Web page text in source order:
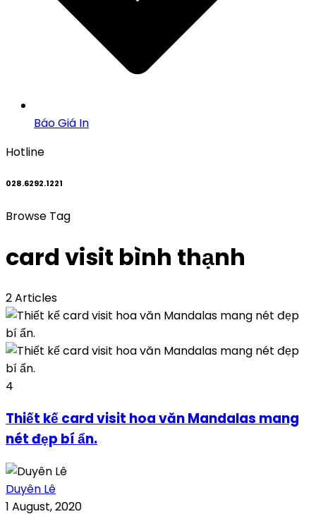
Báo Giá In
Hotline
028.6292.1221
Browse Tag
card visit bình thạnh
2 Articles
4
Thiết kế card visit hoa văn Mandalas mang
nét đẹp bí ẩn.
Duyên Lê
1 August, 2020